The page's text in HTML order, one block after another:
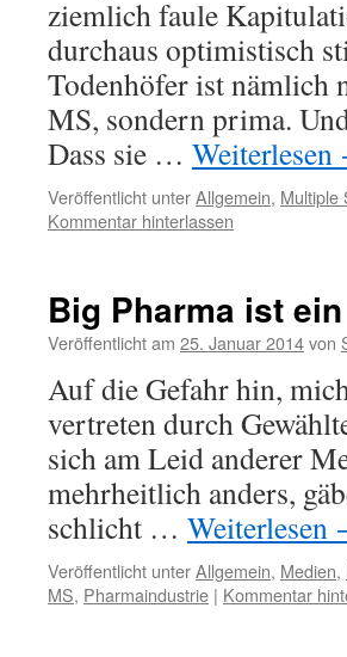
ziemlich faule
durchaus optimistisch
Todenhöfer ist nämlich
MS, sondern prima.
Dass sie … Weiterlesen
Veröffentlicht unterAllgemein, Multiple
Kommentar hinterlassen
Big Pharma ist
Veröffentlicht am 25. Januar 2014von
Auf die Gefahr hin,
vertreten durch
sich am Leid anderer
mehrheitlich anders,
schlicht … Weiterlesen
Veröffentlicht unterAllgemein, Medien,
MS, Pharmaindustrie | Kommentar